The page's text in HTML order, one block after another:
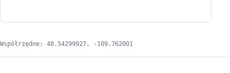
Współrzędne: 48.54299927, -109.762001